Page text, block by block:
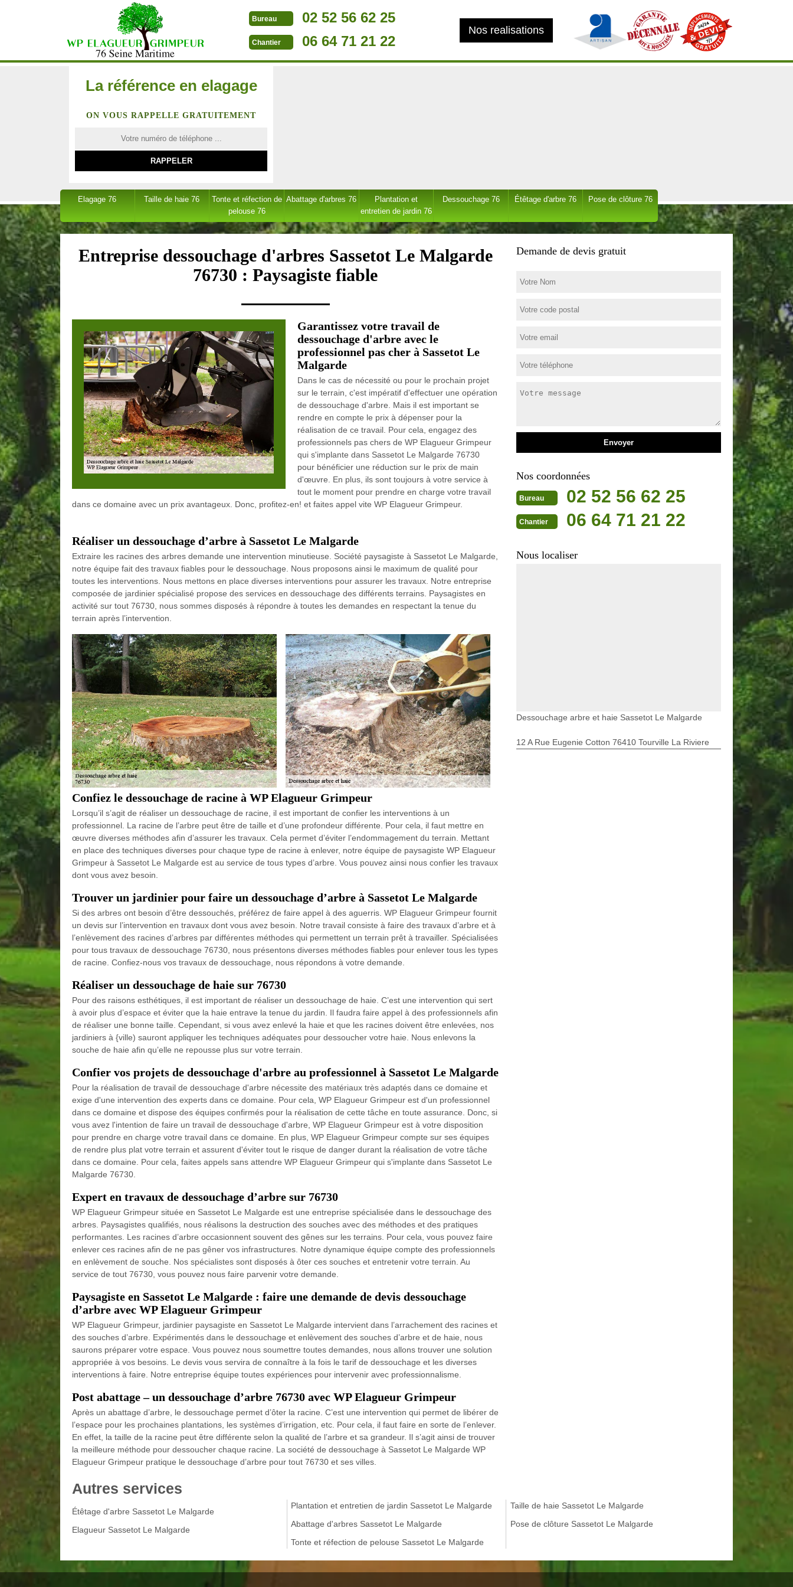
Bureau 02 52 56 62 25
Chantier 06 64 71 21 22
Nos realisations
La référence en elagage
ON VOUS RAPPELLE GRATUITEMENT
Elagage 76 Taille de haie 76
Tonte et réfection de
pelouse 76
Abattage d'arbres 76
Plantation et
entretien de jardin 76
Dessouchage 76 Étêtage d'arbre 76 Pose de clôture 76
Entreprise dessouchage d'arbres Sassetot Le Malgarde
76730 : Paysagiste fiable
Garantissez votre travail de
dessouchage d'arbre avec le
professionnel pas cher à Sassetot Le
Malgarde
Dans le cas de nécessité ou pour le prochain projet
sur le terrain, c'est impératif d'effectuer une opération
de dessouchage d'arbre. Mais il est important se
rendre en compte le prix à dépenser pour la
réalisation de ce travail. Pour cela, engagez des
professionnels pas chers de WP Elagueur Grimpeur
qui s'implante dans Sassetot Le Malgarde 76730
pour bénéficier une réduction sur le prix de main
d'œuvre. En plus, ils sont toujours à votre service à
tout le moment pour prendre en charge votre travail
dans ce domaine avec un prix avantageux. Donc, profitez-en! et faites appel vite WP Elagueur Grimpeur.
Réaliser un dessouchage d’arbre à Sassetot Le Malgarde
Extraire les racines des arbres demande une intervention minutieuse. Société paysagiste à Sassetot Le Malgarde,
notre équipe fait des travaux fiables pour le dessouchage. Nous proposons ainsi le maximum de qualité pour
toutes les interventions. Nous mettons en place diverses interventions pour assurer les travaux. Notre entreprise
composée de jardinier spécialisé propose des services en dessouchage des différents terrains. Paysagistes en
activité sur tout 76730, nous sommes disposés à répondre à toutes les demandes en respectant la tenue du
terrain après l’intervention.
Confiez le dessouchage de racine à WP Elagueur Grimpeur
Lorsqu’il s’agit de réaliser un dessouchage de racine, il est important de confier les interventions à un
professionnel. La racine de l’arbre peut être de taille et d’une profondeur différente. Pour cela, il faut mettre en
œuvre diverses méthodes afin d’assurer les travaux. Cela permet d’éviter l’endommagement du terrain. Mettant
en place des techniques diverses pour chaque type de racine à enlever, notre équipe de paysagiste WP Elagueur
Grimpeur à Sassetot Le Malgarde est au service de tous types d’arbre. Vous pouvez ainsi nous confier les travaux
dont vous avez besoin.
Trouver un jardinier pour faire un dessouchage d’arbre à Sassetot Le Malgarde
Si des arbres ont besoin d’être dessouchés, préférez de faire appel à des aguerris. WP Elagueur Grimpeur fournit
un devis sur l’intervention en travaux dont vous avez besoin. Notre travail consiste à faire des travaux d’arbre et à
l’enlèvement des racines d’arbres par différentes méthodes qui permettent un terrain prêt à travailler. Spécialisées
pour tous travaux de dessouchage 76730, nous présentons diverses méthodes fiables pour enlever tous les types
de racine. Confiez-nous vos travaux de dessouchage, nous répondons à votre demande.
Réaliser un dessouchage de haie sur 76730
Pour des raisons esthétiques, il est important de réaliser un dessouchage de haie. C’est une intervention qui sert
à avoir plus d’espace et éviter que la haie entrave la tenue du jardin. Il faudra faire appel à des professionnels afin
de réaliser une bonne taille. Cependant, si vous avez enlevé la haie et que les racines doivent être enlevées, nos
jardiniers à {ville) sauront appliquer les techniques adéquates pour dessoucher votre haie. Nous enlevons la
souche de haie afin qu’elle ne repousse plus sur votre terrain.
Confier vos projets de dessouchage d'arbre au professionnel à Sassetot Le Malgarde
Pour la réalisation de travail de dessouchage d'arbre nécessite des matériaux très adaptés dans ce domaine et
exige d'une intervention des experts dans ce domaine. Pour cela, WP Elagueur Grimpeur est d'un professionnel
dans ce domaine et dispose des équipes confirmés pour la réalisation de cette tâche en toute assurance. Donc, si
vous avez l'intention de faire un travail de dessouchage d'arbre, WP Elagueur Grimpeur est à votre disposition
pour prendre en charge votre travail dans ce domaine. En plus, WP Elagueur Grimpeur compte sur ses équipes
de rendre plus plat votre terrain et assurent d'éviter tout le risque de danger durant la réalisation de votre tâche
dans ce domaine. Pour cela, faites appels sans attendre WP Elagueur Grimpeur qui s'implante dans Sassetot Le
Malgarde 76730.
Expert en travaux de dessouchage d’arbre sur 76730
WP Elagueur Grimpeur située en Sassetot Le Malgarde est une entreprise spécialisée dans le dessouchage des
arbres. Paysagistes qualifiés, nous réalisons la destruction des souches avec des méthodes et des pratiques
performantes. Les racines d’arbre occasionnent souvent des gênes sur les terrains. Pour cela, vous pouvez faire
enlever ces racines afin de ne pas gêner vos infrastructures. Notre dynamique équipe compte des professionnels
en enlèvement de souche. Nos spécialistes sont disposés à ôter ces souches et entretenir votre terrain. Au
service de tout 76730, vous pouvez nous faire parvenir votre demande.
Paysagiste en Sassetot Le Malgarde : faire une demande de devis dessouchage
d’arbre avec WP Elagueur Grimpeur
WP Elagueur Grimpeur, jardinier paysagiste en Sassetot Le Malgarde intervient dans l’arrachement des racines et
des souches d’arbre. Expérimentés dans le dessouchage et enlèvement des souches d’arbre et de haie, nous
saurons préparer votre espace. Vous pouvez nous soumettre toutes demandes, nous allons trouver une solution
appropriée à vos besoins. Le devis vous servira de connaître à la fois le tarif de dessouchage et les diverses
interventions à faire. Notre entreprise équipe toutes expériences pour intervenir avec professionnalisme.
Post abattage – un dessouchage d’arbre 76730 avec WP Elagueur Grimpeur
Après un abattage d’arbre, le dessouchage permet d’ôter la racine. C’est une intervention qui permet de libérer de
l’espace pour les prochaines plantations, les systèmes d’irrigation, etc. Pour cela, il faut faire en sorte de l’enlever.
En effet, la taille de la racine peut être différente selon la qualité de l’arbre et sa grandeur. Il s’agit ainsi de trouver
la meilleure méthode pour dessoucher chaque racine. La société de dessouchage à Sassetot Le Malgarde WP
Elagueur Grimpeur pratique le dessouchage d’arbre pour tout 76730 et ses villes.
Demande de devis gratuit
Nos coordonnées
Bureau 02 52 56 62 25
Chantier 06 64 71 21 22
Nous localiser
Dessouchage arbre et haie Sassetot Le Malgarde
12 A Rue Eugenie Cotton 76410 Tourville La Riviere
Autres services
Étêtage d'arbre Sassetot Le Malgarde
Elagueur Sassetot Le Malgarde
Plantation et entretien de jardin Sassetot Le Malgarde
Abattage d'arbres Sassetot Le Malgarde
Tonte et réfection de pelouse Sassetot Le Malgarde
Taille de haie Sassetot Le Malgarde
Pose de clôture Sassetot Le Malgarde